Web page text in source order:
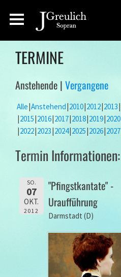
TERMINE
Anstehende | Vergangene
Alle Anstehend 2010 2012 2013
2015 2016 2017 2018 2019 2020
2022 2023 2024 2025 2026 2027
Termin Informationen:
SO.
07
OKT.
2012
"Pfingstkantate" -
Uraufführung
Darmstadt (D)